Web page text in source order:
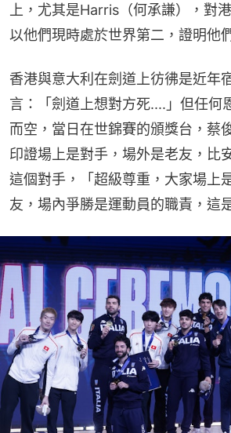
上，尤其是Harris（何承謙），對
以他們現時處於世界第二，證明他
香港與意大利在劍道上彷彿是近年
言：「劍道上想對方死....」但任何
而空，當日在世錦賽的頒獎台，蔡
印證場上是對手，場外是老友，比
這個對手，「超級尊重，大家場上
友，場內爭勝是運動員的職責，這